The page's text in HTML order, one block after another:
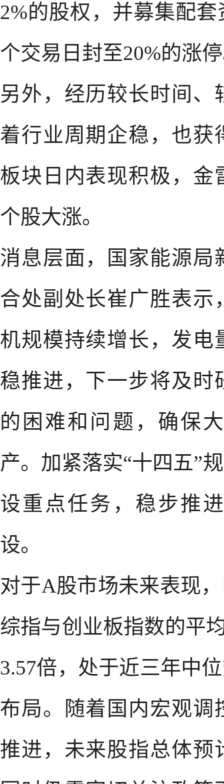
2%的股权，并募集配
个交易日封至20%的涨
另外，经历较长时间
着行业周期企稳，也获
板块日内表现积极，金
个股大涨。
消息层面，国家能源局
合处副处长崔广胜表示
机规模持续增长，发电
稳推进，下一步将及时
的困难和问题，确保
产。加紧落实“十四五”
设重点任务，稳步推
设。
对于A股市场未来表现
综指与创业板指数的平
3.57倍，处于近三年中
布局。随着国内宏观调
推进，未来股指总体预